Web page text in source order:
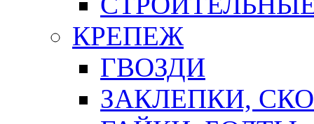
КРЕПЕЖ
ГВОЗДИ
ЗАКЛЕПКИ,